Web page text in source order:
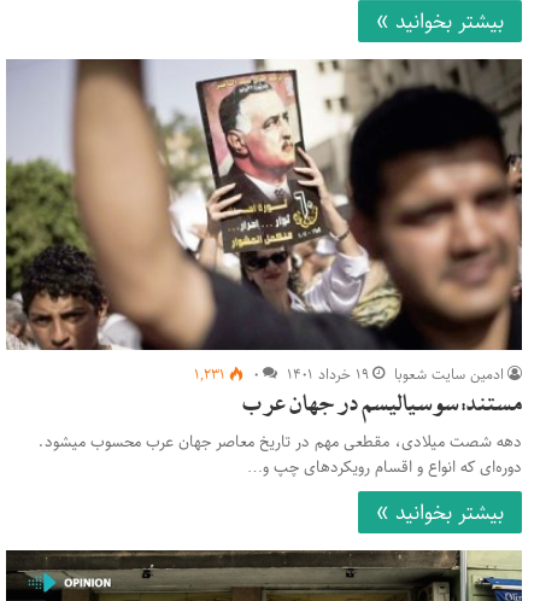
بیشتر بخوانید »
ادمین سایت شعوبا ۱۹ خرداد ۱۴۰۱ ۰ ۱,۲۳۱
مستند: سوسیالیسم در جهان عرب
دهه شصت میلادی، مقطعی مهم در تاریخ معاصر جهان عرب محسوب میشود.
دوره‌ای که انواع و اقسام رویکردهای چپ و…
بیشتر بخوانید »